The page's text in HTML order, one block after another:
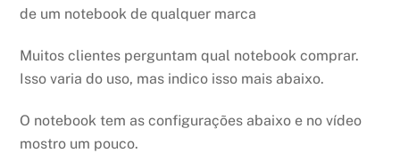
de um notebook de qualquer marca
Muitos clientes perguntam qual notebook comprar.
Isso varia do uso, mas indico isso mais abaixo.
O notebook tem as configurações abaixo e no vídeo
mostro um pouco.